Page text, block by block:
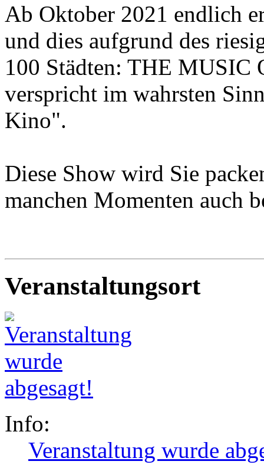
Ab Oktober 2021 endlich
und dies aufgrund des
100 Städten: THE
verspricht im wahrsten
Kino".
Diese Show wird Sie
manchen Momenten auch
Veranstaltungsort
Info:
Veranstaltung wurde